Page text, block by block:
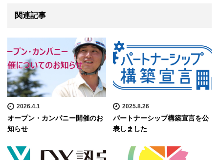
関連記事
2026.4.1
オープン・カンパニー開催のお
知らせ
2025.8.26
パートナーシップ構築宣言を公
表しました